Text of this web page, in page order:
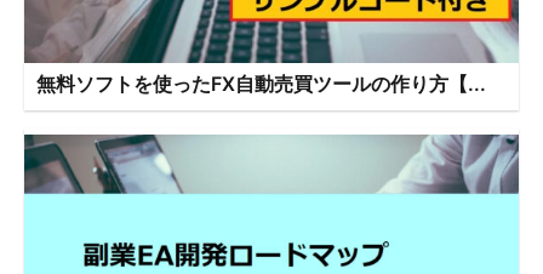
無料ソフトを使ったFX自動売買ツールの作り方【...